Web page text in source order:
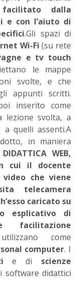
facilitato dalla
e con l’aiuto di
.Gli spazi di
Wi-Fi (su rete
e tv touch
le mappe
svolte, e che
appunti scritti.
inserito come
lezione svolta, a
quelli assenti.A
in maniera
DIDATTICA WEB,
cui il docente
che viene
telecamera
caricato su
esplicativo di
come
computer. I
e di scienze
software didattici